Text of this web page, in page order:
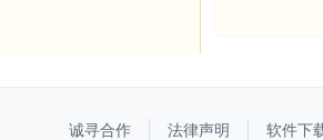
诚寻合作 法律声明 软件下